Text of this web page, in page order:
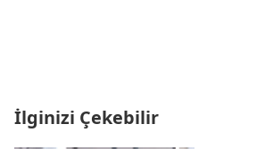
İlginizi Çekebilir